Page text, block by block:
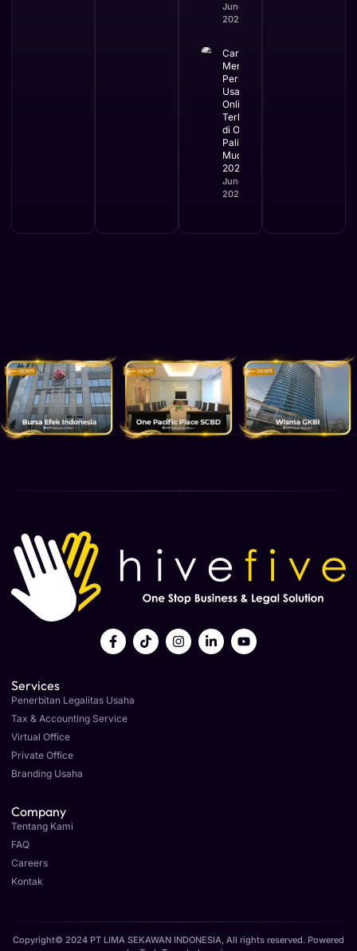
June 3,
2026
Cara
Mengurus
Perizinan
Usaha
Online
Terbaru
di OSS
Paling
Mudah
2026
June 2,
2026
Services
Penerbitan Legalitas Usaha
Tax & Accounting Service
Virtual Office
Private Office
Branding Usaha
Company
Tentang Kami
FAQ
Careers
Kontak
Copyright© 2024 PT LIMA SEKAWAN INDONESIA, All rights reserved. Powered